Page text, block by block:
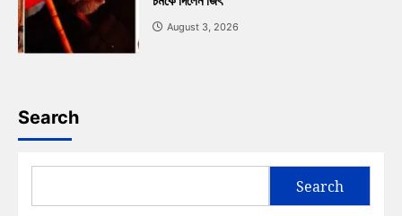
August 3, 2026
Search
Search